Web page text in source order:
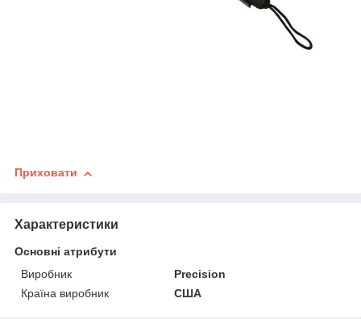
Приховати
Характеристики
Основні атрибути
Виробник
Precision
Країна виробник
США